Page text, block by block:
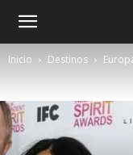
Inicio Destinos